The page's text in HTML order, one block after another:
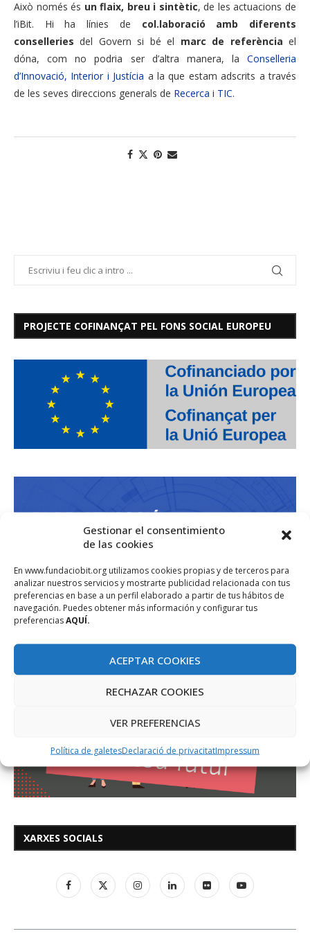
Gestionar el consentimiento
de las cookies
En www.fundaciobit.org utilizamos cookies propias y de terceros para
analizar nuestros servicios y mostrarte publicidad relacionada con tus
preferencias en base a un perfil elaborado a partir de tus hábitos de
navegación. Puedes obtener más información y configurar tus
preferenciasAQUÍ.
ACEPTAR COOKIES
RECHAZAR COOKIES
VER PREFERENCIAS
Política de galetesDeclaració de privacitatImpressum
Això només és un flaix, breu i sintètic, de les actuacions de
l’iBit. Hi ha línies de col.laboració amb diferents
conselleries del Govern si bé el marc de referència el
dóna, com no podria ser d’altra manera, la Conselleria
d’Innovació, Interior i Justícia a la que estam adscrits a través
de les seves direccions generals de Recerca i TIC.
PROJECTE COFINANÇAT PEL FONS SOCIAL EUROPEU
XARXES SOCIALS